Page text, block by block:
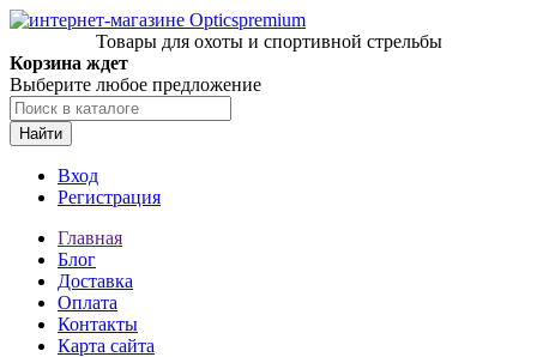
Товары для охоты и спортивной стрельбы
Корзина ждет
Выберите любое предложение
Найти
Вход
Регистрация
Главная
Блог
Доставка
Оплата
Контакты
Карта сайта